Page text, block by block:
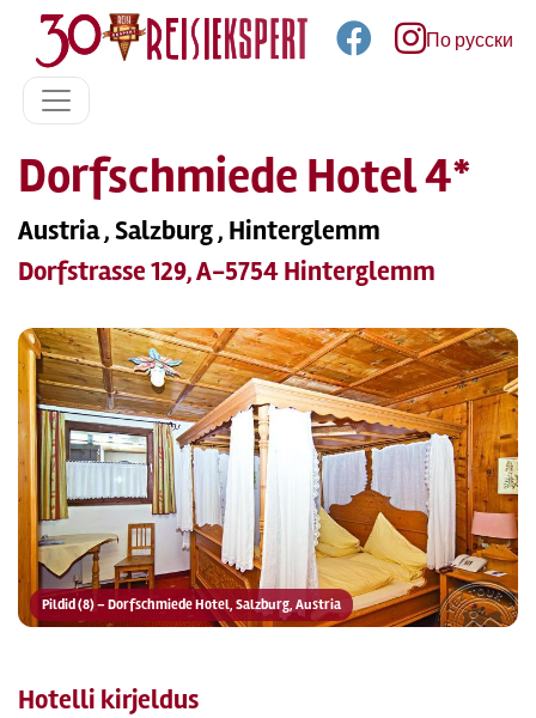
По русски
Dorfschmiede Hotel 4*
Austria , Salzburg , Hinterglemm
Dorfstrasse 129, A-5754 Hinterglemm
Pildid (8) – Dorfschmiede Hotel, Salzburg, Austria
Hotelli kirjeldus